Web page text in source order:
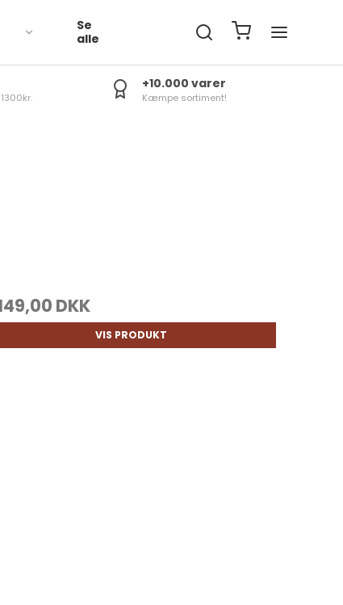
Se
alle
+10.000 varer
Kæmpe sortiment!
DKK
VIS PRODUKT